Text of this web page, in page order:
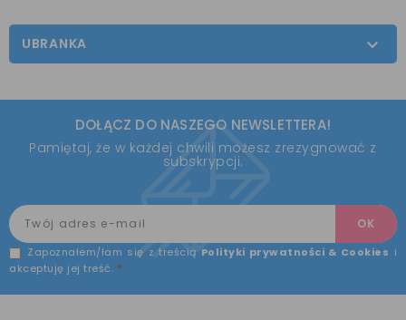
UBRANKA 
DOŁĄCZ DO NASZEGO NEWSLETTERA!
Pamiętaj, że w każdej chwili możesz zrezygnować z
subskrypcji.
Zapoznałem/łam się z treścią Polityki prywatności & Cookies i
akceptuję jej treść. *